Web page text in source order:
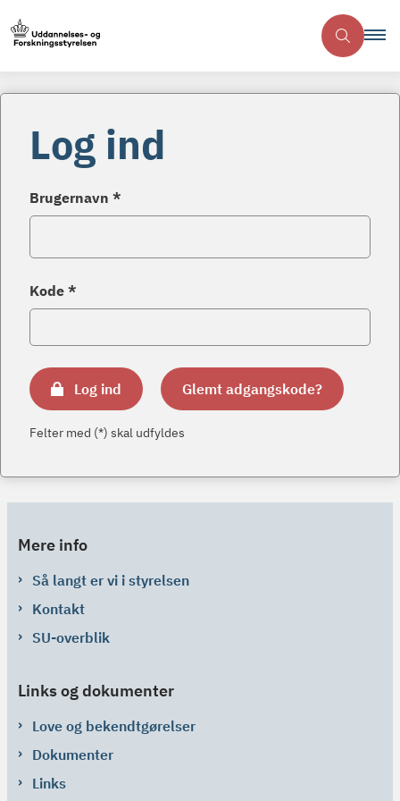
Log ind
Brugernavn *
Kode *
Log ind Glemt adgangskode?
Felter med (*) skal udfyldes
Mere info
Så langt er vi i styrelsen
Kontakt
SU-overblik
Links og dokumenter
Love og bekendtgørelser
Dokumenter
Links